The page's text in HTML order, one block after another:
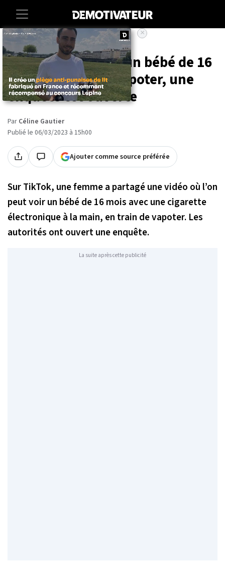
Accueil Insolite
TikTok : elle filme un bébé de 16
mois en train de vapoter, une
enquête est ouverte
Par Céline Gautier
Publié le 06/03/2023 à 15h00
Ajouter comme source préférée
Sur TikTok, une femme a partagé une vidéo où l’on
peut voir un bébé de 16 mois avec une cigarette
électronique à la main, en train de vapoter. Les
autorités ont ouvert une enquête.
La suite après cette publicité
×